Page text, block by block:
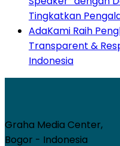
Tingkatkan
AdaKami Raih
Transparent &
Indonesia
Graha Media Center,
Bogor - Indonesia